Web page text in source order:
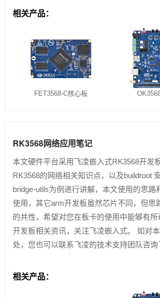
相关产品：
FET3568-C核心板
RK3568网络应用笔记
本文硬件平台采用飞凌嵌入式RK3568开发
RK3568的网络相关知识点，以及buildroot
bridge-utils为例进行讲解，本文使用的思路
使用，其它arm开发板虽然芯片不同，但思
的共性，希望对您在板卡的使用中能够有
开发板相关资讯，关注飞凌嵌入式。 如对
处，您也可以联系飞凌的技术支持团队咨询
相关产品：